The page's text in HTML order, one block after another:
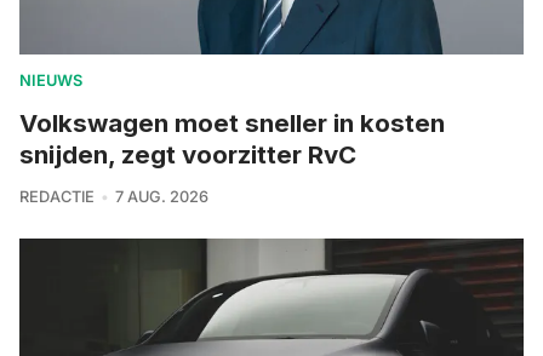
NIEUWS
Volkswagen moet sneller in kosten
snijden, zegt voorzitter RvC
REDACTIE 7 AUG. 2026